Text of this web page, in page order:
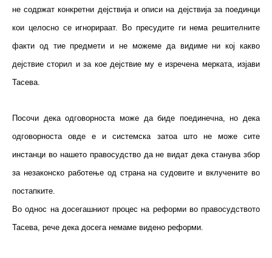
не содржат конкретни дејствија и описи на дејствија за поединци
кои целосно се игнорираат. Во пресудите ги нема решителните
факти од тие предмети и не можеме да видиме ни кој какво
дејствие сторил и за кое дејствие му е изречена мерката, изјави
Тасева.
Посочи дека одговорноста може да биде поединечна, но дека
одговорноста овде е и системска затоа што не може сите
инстанци во нашето правосудство да не видат дека станува збор
за незаконско работење од страна на судовите и вклучените во
постапките.
Во однос на досегашниот процес на реформи во правосудството
Тасева, рече дека досега немаме видено реформи.